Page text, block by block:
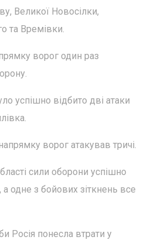
Великої Новосілки,
та Времівки.
ворог один раз
успішно відбито дві атаки
ворог атакував тричі.
сили оборони успішно
а одне з бойових зіткнень все
Росія понесла втрати у